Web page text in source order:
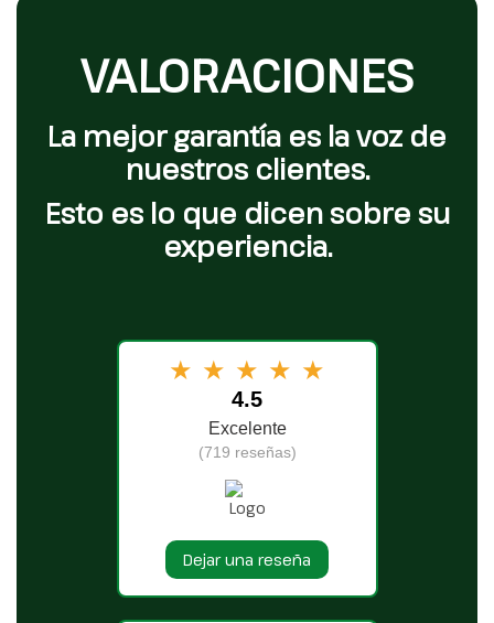
VALORACIONES
La mejor garantía es la voz de
nuestros clientes.
Esto es lo que dicen sobre su
experiencia.
★ ★ ★ ★ ★
4.5
Excelente
(719 reseñas)
Dejar una reseña